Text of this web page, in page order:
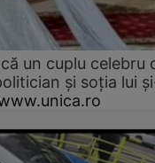
un cuplu celebru
și soția lui